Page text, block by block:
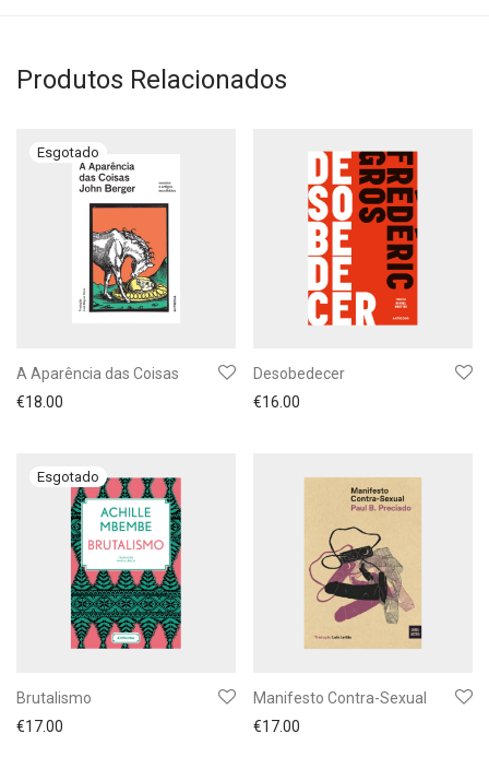
Produtos Relacionados
A Aparência das Coisas
€18.00
Desobedecer
€16.00
Brutalismo
€17.00
Manifesto Contra-Sexual
€17.00